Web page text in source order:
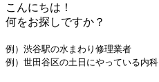
こんにちは！
何をお探しですか？
例）渋谷駅の水まわり修理業者
例）世田谷区の土日にやっている内科